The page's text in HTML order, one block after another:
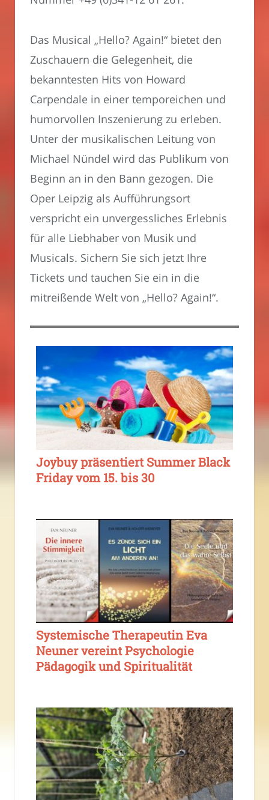
Das Musical „Hello? Again!“ bietet den
Zuschauern die Gelegenheit, die
bekanntesten Hits von Howard
Carpendale in einer temporeichen und
humorvollen Inszenierung zu erleben.
Unter der musikalischen Leitung von
Michael Nündel wird das Publikum von
Beginn an in den Bann gezogen. Die
Oper Leipzig als Aufführungsort
verspricht ein unvergessliches Erlebnis
für alle Liebhaber von Musik und
Musicals. Sichern Sie sich jetzt Ihre
Tickets und tauchen Sie ein in die
mitreißende Welt von „Hello? Again!“.
Joybuy präsentiert Summer Black
Friday vom 15. bis 30
Systemische Therapeutin Eva
Neuner vereint Psychologie
Pädagogik und Spiritualität